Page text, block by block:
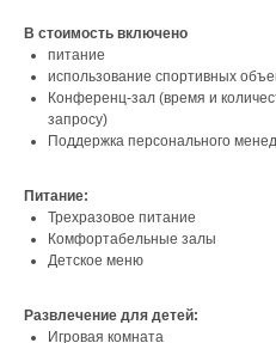
В стоимость включено
питание
использование спортивных
Конференц-зал (время и
запросу)
Поддержка персонального
Питание:
Трехразовое питание
Комфортабельные залы
Детское меню
Развлечение для детей:
Игровая комната